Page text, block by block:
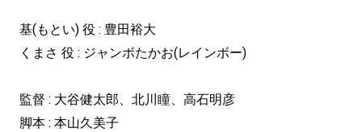
基(もとい) 役 : 豊田裕大
くまさ 役 : ジャンボたかお(レインボー)
監督 : 大谷健太郎、北川瞳、高石明彦
脚本 : 本山久美子